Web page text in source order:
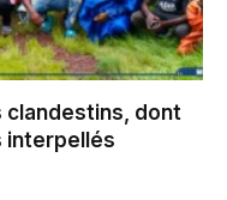
clandestins, dont
interpellés